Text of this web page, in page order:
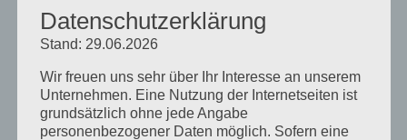
März 2025
Januar 2025
Dezember 2024
Datenschutzerklärung
Stand: 29.06.2026
Wir freuen uns sehr über Ihr Interesse an unserem
Unternehmen. Eine Nutzung der Internetseiten ist
grundsätzlich ohne jede Angabe
personenbezogener Daten möglich. Sofern eine